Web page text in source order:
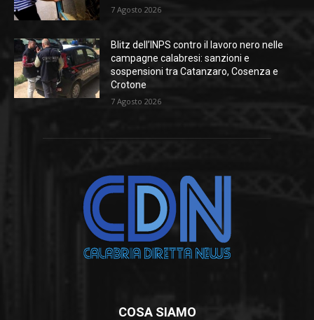
7 Agosto 2026
Blitz dell’INPS contro il lavoro nero nelle
campagne calabresi: sanzioni e
sospensioni tra Catanzaro, Cosenza e
Crotone
7 Agosto 2026
COSA SIAMO